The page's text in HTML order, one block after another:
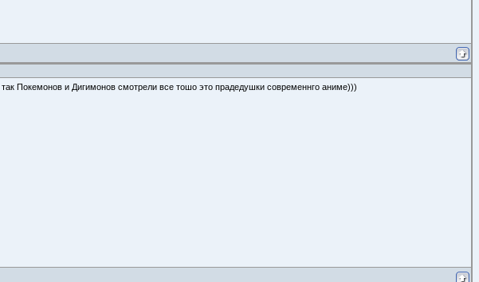
Покемонов и Дигимонов смотрели все тошо это прадедушки современнго аниме)))